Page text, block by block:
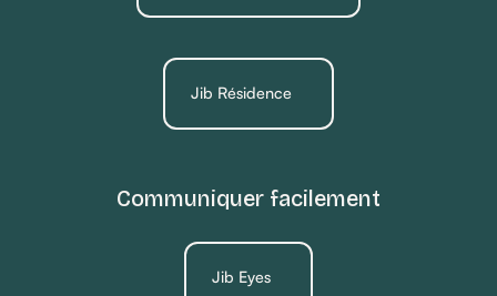
Jib Résidence
Communiquer facilement
Jib Eyes